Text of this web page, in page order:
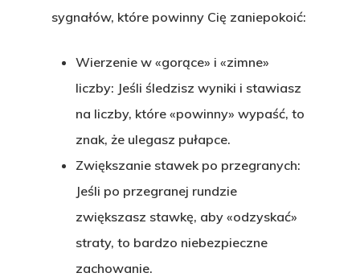
sygnałów, które powinny Cię zaniepokoić:
Wierzenie w «gorące» i «zimne»
liczby: Jeśli śledzisz wyniki i stawiasz
na liczby, które «powinny» wypaść, to
znak, że ulegasz pułapce.
Zwiększanie stawek po przegranych:
Jeśli po przegranej rundzie
zwiększasz stawkę, aby «odzyskać»
straty, to bardzo niebezpieczne
zachowanie.